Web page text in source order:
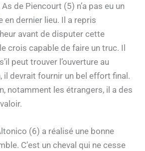
de Piencourt (5) n’a pas eu un
en dernier lieu. Il a repris
avant de disputer cette
crois capable de faire un truc. Il
peut trouver l’ouverture au
il devrait fournir un bel effort final.
notamment les étrangers, il a des
(6) a réalisé une bonne
C’est un cheval qui ne cesse